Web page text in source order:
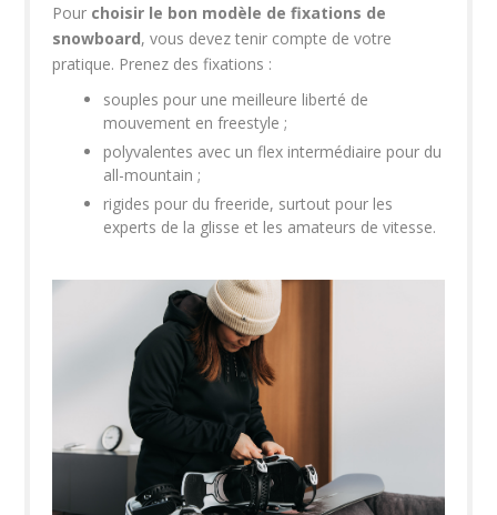
Pour choisir le bon modèle de fixations de
snowboard, vous devez tenir compte de votre
pratique. Prenez des fixations :
souples pour une meilleure liberté de
mouvement en freestyle ;
polyvalentes avec un flex intermédiaire pour du
all-mountain ;
rigides pour du freeride, surtout pour les
experts de la glisse et les amateurs de vitesse.